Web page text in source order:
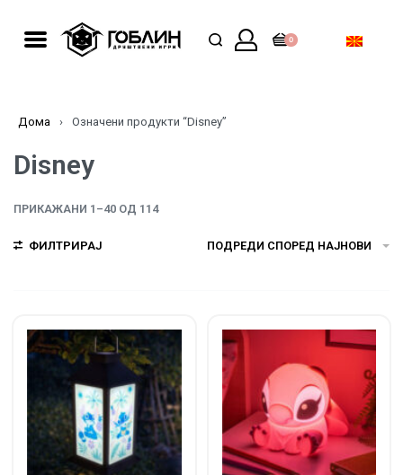
0
Дома › Означени продукти “Disney”
Disney
ПРИКАЖАНИ 1–40 ОД 114
ФИЛТРИРАЈ ПОДРЕДИ СПОРЕД НАЈНОВИ